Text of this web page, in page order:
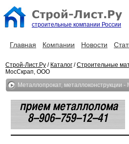
строительные компании России
Главная Компании Новости
Строй-Лист.Ру / Каталог /Строительные
МосСкрап, ООО
Металлопрокат, металлоконструкции -